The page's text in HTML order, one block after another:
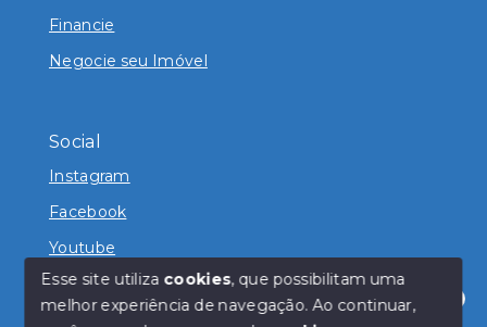
Financie
Negocie seu Imóvel
Social
Instagram
Facebook
Youtube
Esse site utiliza cookies, que possibilitam uma
melhor experiência de navegação.Ao continuar,